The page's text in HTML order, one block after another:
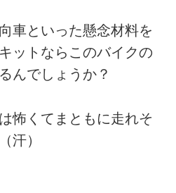
車といった懸念材料を
ットならこのバイクの
んでしょうか？
怖くてまともに走れそ
汗）